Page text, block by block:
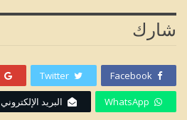
شارك
Facebook
Twitter
WhatsApp البريد الإلكتروني